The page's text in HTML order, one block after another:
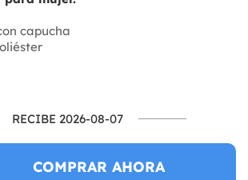
capucha
RECIBE 2026-08-07
COMPRAR AHORA